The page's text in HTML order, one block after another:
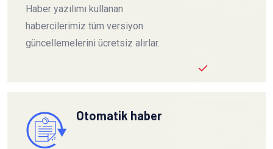
Haber yazılımı kullanan
habercilerimiz tüm versiyon
güncellemelerini ücretsiz alırlar.
Otomatik haber